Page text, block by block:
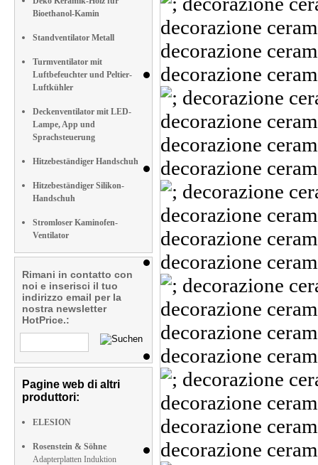
Bioethanol-Kamin
Standventilator Metall
Turmventilator mit
Luftbefeuchter und Peltier-
Luftkühler
Deckenventilator mit LED-
Lampe, App und
Sprachsteuerung
Hitzebeständiger Handschuh
Hitzebeständiger Silikon-
Handschuh
Stromloser Kaminofen-
Ventilator
Rimani in contatto con
noi e inserisci il tuo
indirizzo email per la
nostra newsletter
HotPrice.:
Pagine web di altri
produttori:
ELESION
Rosenstein & Söhne
Adapterplatten Induktion